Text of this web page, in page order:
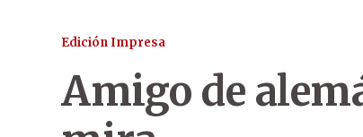
Edición Impresa
Amigo de